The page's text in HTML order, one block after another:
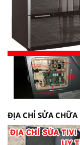
ĐỊA CHỈ SỬA CHỮA